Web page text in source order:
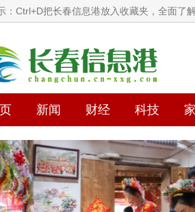
：Ctrl+D把长春信息港放入收藏夹，全面了
新闻 财经 科技